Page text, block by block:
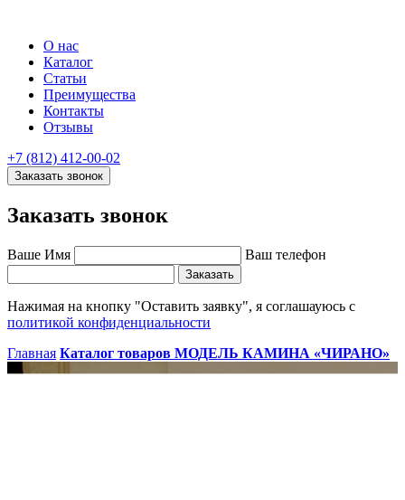
О нас
Каталог
Статьи
Преимущества
Контакты
Отзывы
+7 (812) 412-00-02
Заказать звонок
Заказать звонок
Ваше Имя Ваш телефон
Заказать
Нажимая на кнопку "Оставить заявку", я соглашауюсь с
политикой конфиденциальности
Главная Каталог товаров МОДЕЛЬ КАМИНА «ЧИРАНО»